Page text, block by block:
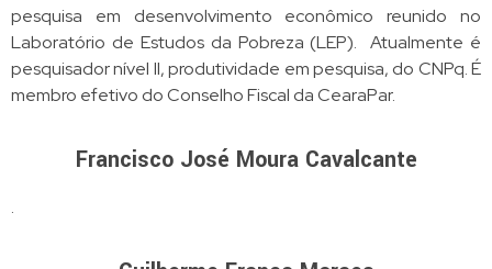
pesquisa em desenvolvimento econômico reunido no
Laboratório de Estudos da Pobreza (LEP). Atualmente é
pesquisador nível II, produtividade em pesquisa, do CNPq.É
membro efetivo do Conselho Fiscal da CearaPar.
Francisco José Moura Cavalcante
.